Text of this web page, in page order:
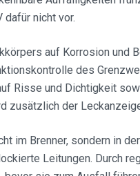
nicht vor.
auf Korrosion und
des
Risse und Dichtigkeit
zusätzlich der
im Brenner, sondern in
Leitungen. Durch